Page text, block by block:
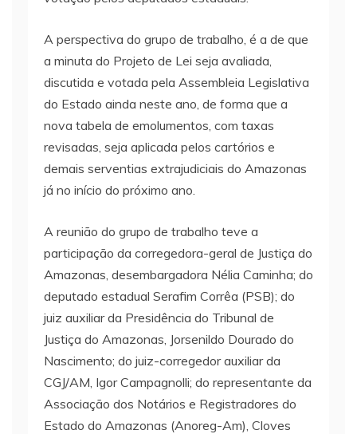
A perspectiva do grupo de trabalho, é a de que
a minuta do Projeto de Lei seja avaliada,
discutida e votada pela Assembleia Legislativa
do Estado ainda neste ano, de forma que a
nova tabela de emolumentos, com taxas
revisadas, seja aplicada pelos cartórios e
demais serventias extrajudiciais do Amazonas
já no início do próximo ano.
A reunião do grupo de trabalho teve a
participação da corregedora-geral de Justiça do
Amazonas, desembargadora Nélia Caminha; do
deputado estadual Serafim Corrêa (PSB); do
juiz auxiliar da Presidência do Tribunal de
Justiça do Amazonas, Jorsenildo Dourado do
Nascimento; do juiz-corregedor auxiliar da
CGJ/AM, Igor Campagnolli; do representante da
Associação dos Notários e Registradores do
Estado do Amazonas (Anoreg-Am), Cloves